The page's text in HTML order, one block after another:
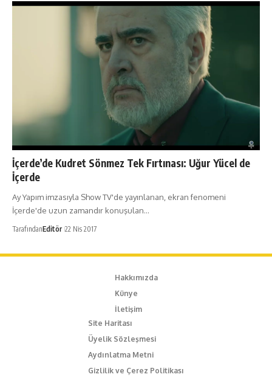
İçerde’de Kudret Sönmez Tek Fırtınası: Uğur Yücel de
İçerde
Ay Yapım imzasıyla Show TV'de yayınlanan, ekran fenomeni
İçerde'de uzun zamandır konuşulan…
TarafındanEditör 22 Nis 2017
Hakkımızda
Künye
İletişim
Site Haritası
Üyelik Sözleşmesi
Aydınlatma Metni
Gizlilik ve Çerez Politikası